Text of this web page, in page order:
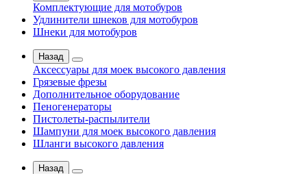
Комплектующие для мотобуров
Удлинители шнеков для мотобуров
Шнеки для мотобуров
Назад
Аксессуары для моек высокого давления
Грязевые фрезы
Дополнительное оборудование
Пеногенераторы
Пистолеты-распылители
Шампуни для моек высокого давления
Шланги высокого давления
Назад